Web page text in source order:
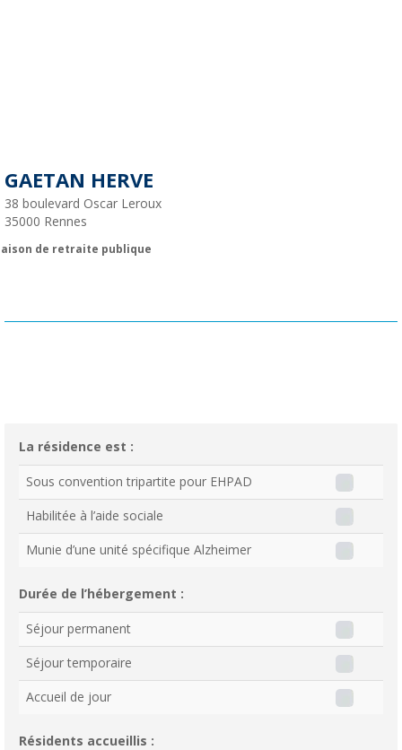
GAETAN HERVE
38 boulevard Oscar Leroux
35000 Rennes
de retraite publique
La résidence est :
Sous convention tripartite pour EHPAD
Habilitée à l’aide sociale
Munie d’une unité spécifique Alzheimer
Durée de l’hébergement :
Séjour permanent
Séjour temporaire
Accueil de jour
Résidents accueillis :